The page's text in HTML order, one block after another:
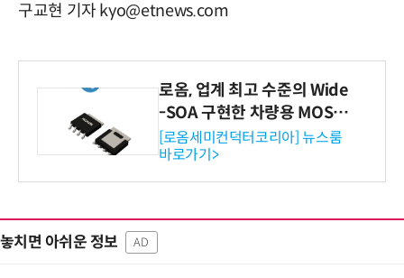
구교현 기자 kyo@etnews.com
로옴, 업계 최고 수준의 Wide
-SOA 구현한 차량용 MOSF
ET 개발
[로옴세미컨덕터코리아] 뉴스룸
바로가기>
놓치면 아쉬운 정보 AD